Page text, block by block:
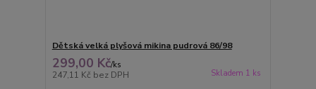
Dětská velká plyšová mikina pudrová 86/98
299,00 Kč/ks
247,11 Kč bez DPH Skladem 1 ks